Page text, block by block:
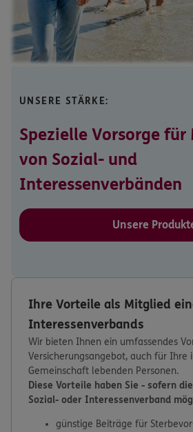
UNSERE STÄRKE:
Spezielle Vorsorge
von Sozial- und
Interessenverbänden
Unsere
Ihre Vorteile als Mitglied
Interessenverbands
Wir bieten Ihnen ein umfassendes
Versicherungsangebot, auch für Ihre
Gemeinschaft lebenden Personen.
Diese Vorteile haben Sie - sofern
Sozial- oder Interessenverband
günstige Beiträge für